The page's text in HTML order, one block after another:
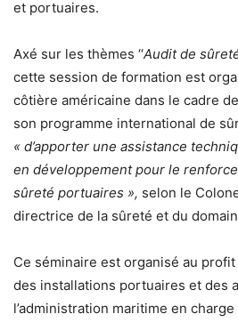
et portuaires.
Axé sur les thèmes ‘‘Audit de
cette session de formation est
côtière américaine dans le cadre
son programme international de
« d’apporter une assistance
en développement pour le
sûreté portuaires », selon le
directrice de la sûreté et du
Ce séminaire est organisé au
des installations portuaires et des
l’administration maritime en